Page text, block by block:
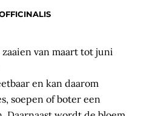
zaaien van maart tot juni
en kan daarom
soepen of boter een